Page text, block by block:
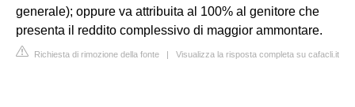
generale); oppure va attribuita al 100% al genitore che
presenta il reddito complessivo di maggior ammontare.
Richiesta di rimozione della fonte | Visualizza la risposta completa su cafacli.it